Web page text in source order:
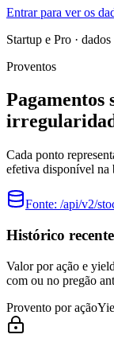
Entrar para ver os
Startup e Pro ·
Proventos
Pagamentos
Cada ponto
efetiva disponível na
Fonte: /api/v2/
Histórico
Valor por ação e
com ou no pregão
Provento por ação